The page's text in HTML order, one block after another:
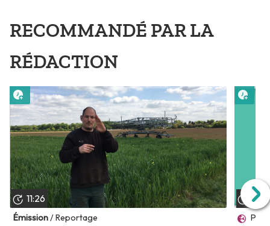
RECOMMANDÉ PAR LA
RÉDACTION
11:26
Émission/ Reportage
Lire plus tard